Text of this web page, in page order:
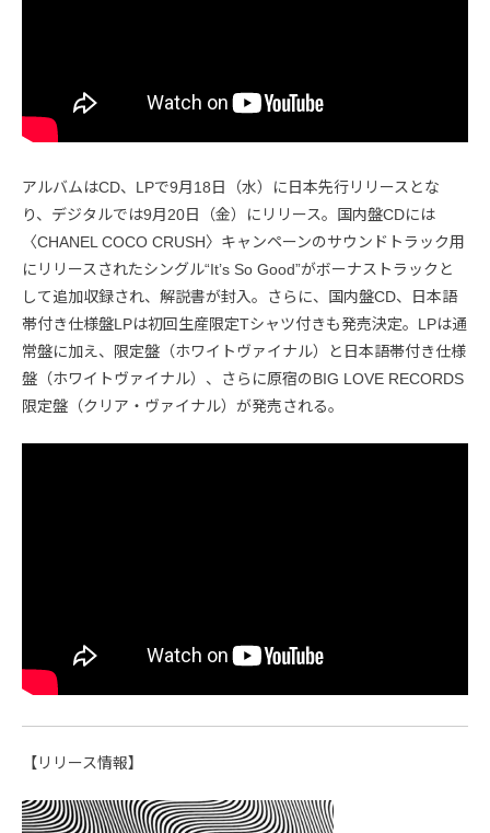
アルバムはCD、LPで9月18日（水）に日本先行リリースとな
り、デジタルでは9月20日（金）にリリース。国内盤CDには
〈CHANEL COCO CRUSH〉キャンペーンのサウンドトラック用
にリリースされたシングル“It’s So Good”がボーナストラックと
して追加収録され、解説書が封入。さらに、国内盤CD、日本語
帯付き仕様盤LPは初回生産限定Tシャツ付きも発売決定。LPは通
常盤に加え、限定盤（ホワイトヴァイナル）と日本語帯付き仕様
盤（ホワイトヴァイナル）、さらに原宿のBIG LOVE RECORDS
限定盤（クリア・ヴァイナル）が発売される。
【リリース情報】